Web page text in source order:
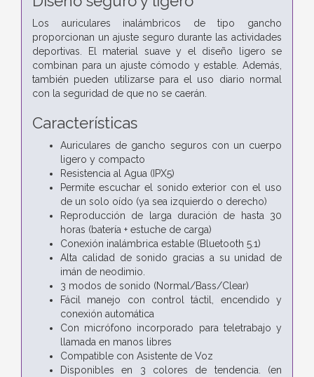
Los auriculares inalámbricos de tipo gancho
proporcionan un ajuste seguro durante las actividades
deportivas. El material suave y el diseño ligero se
combinan para un ajuste cómodo y estable. Además,
también pueden utilizarse para el uso diario normal
con la seguridad de que no se caerán.
Características
Auriculares de gancho seguros con un cuerpo
ligero y compacto
Resistencia al Agua (IPX5)
Permite escuchar el sonido exterior con el uso
de un solo oído (ya sea izquierdo o derecho)
Reproducción de larga duración de hasta 30
horas (batería + estuche de carga)
Conexión inalámbrica estable (Bluetooth 5.1)
Alta calidad de sonido gracias a su unidad de
imán de neodimio.
3 modos de sonido (Normal/Bass/Clear)
Fácil manejo con control táctil, encendido y
conexión automática
Con micrófono incorporado para teletrabajo y
llamada en manos libres
Compatible con Asistente de Voz
Disponibles en 3 colores de tendencia. (en